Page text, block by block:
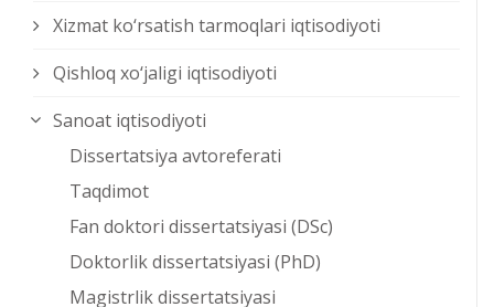
Xizmat kо‘rsatish tarmoqlari iqtisodiyoti
Qishloq xо‘jaligi iqtisodiyoti
Sanoat iqtisodiyoti
Dissertatsiya avtoreferati
Taqdimot
Fan doktori dissertatsiyasi (DSc)
Doktorlik dissertatsiyasi (PhD)
Magistrlik dissertatsiyasi